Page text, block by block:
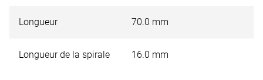
Longueur 70.0 mm
Longueur de la spirale 16.0 mm